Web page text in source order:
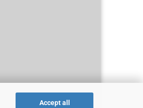
Accept all